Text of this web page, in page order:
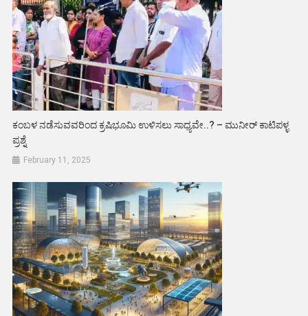
ಕಂಬಳ ನಡೆಸುವವರಿಂದ ಕ್ರಷಿಭೂಮಿ ಉಳಿಸಲು ಸಾಧ್ಯವೇ..? – ಮುನೀರ್ ಕಾಟಿಪಳ್ಳ
ಪ್ರಶ್ನೆ
February 11, 2025